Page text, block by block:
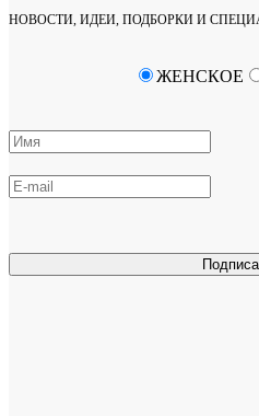
НОВОСТИ, ИДЕИ, ПОДБОРКИ И
ЖЕНСКОЕ